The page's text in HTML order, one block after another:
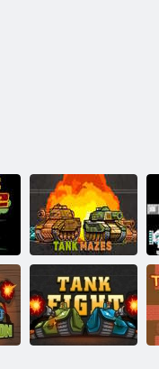
Labirinti di carri
armati